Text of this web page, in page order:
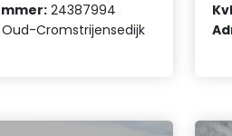
24387994
Oud-Cromstrijensedijk